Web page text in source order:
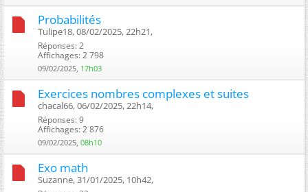
Probabilités
Tulipe18, 08/02/2025, 22h21, ‎
Réponses: 2
Affichages: 2 798
09/02/2025, 17h03
Exercices nombres complexes et suites
chacal66, 06/02/2025, 22h14, ‎
Réponses: 9
Affichages: 2 876
09/02/2025, 08h10
Exo math
Suzanne, 31/01/2025, 10h42, ‎